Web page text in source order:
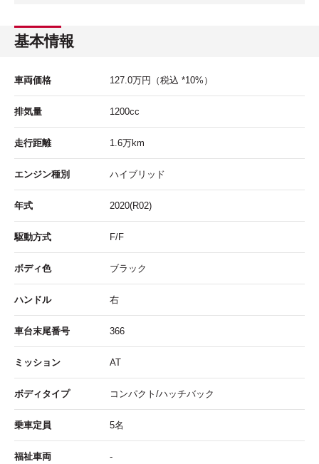
基本情報
車両価格 127.0万円 （税込 *10%）
排気量 1200cc
走行距離 1.6万km
エンジン種別 ハイブリッド
年式 2020(R02)
駆動方式 F/F
ボディ色 ブラック
ハンドル 右
車台末尾番号 366
ミッション AT
ボディタイプ コンパクト/ハッチバック
乗車定員 5名
福祉車両 -